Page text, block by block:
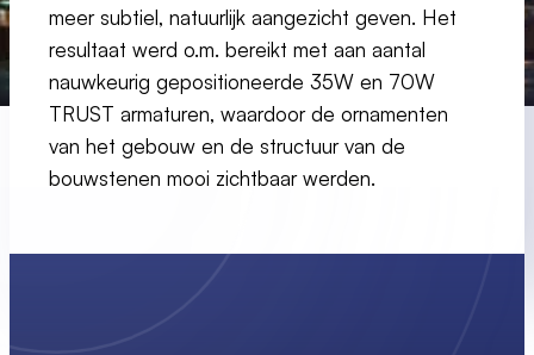
meer subtiel, natuurlijk aangezicht geven. Het
resultaat werd o.m. bereikt met aan aantal
nauwkeurig gepositioneerde 35W en 70W
TRUST armaturen, waardoor de ornamenten
van het gebouw en de structuur van de
bouwstenen mooi zichtbaar werden.